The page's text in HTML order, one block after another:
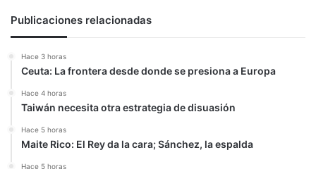
Publicaciones relacionadas
Hace 3 horas
Ceuta: La frontera desde donde se presiona a Europa
Hace 4 horas
Taiwán necesita otra estrategia de disuasión
Hace 5 horas
Maite Rico: El Rey da la cara; Sánchez, la espalda
Hace 5 horas